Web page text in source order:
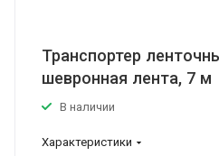
Транспортер
шевронная лента, 7 м
В наличии
Характеристики